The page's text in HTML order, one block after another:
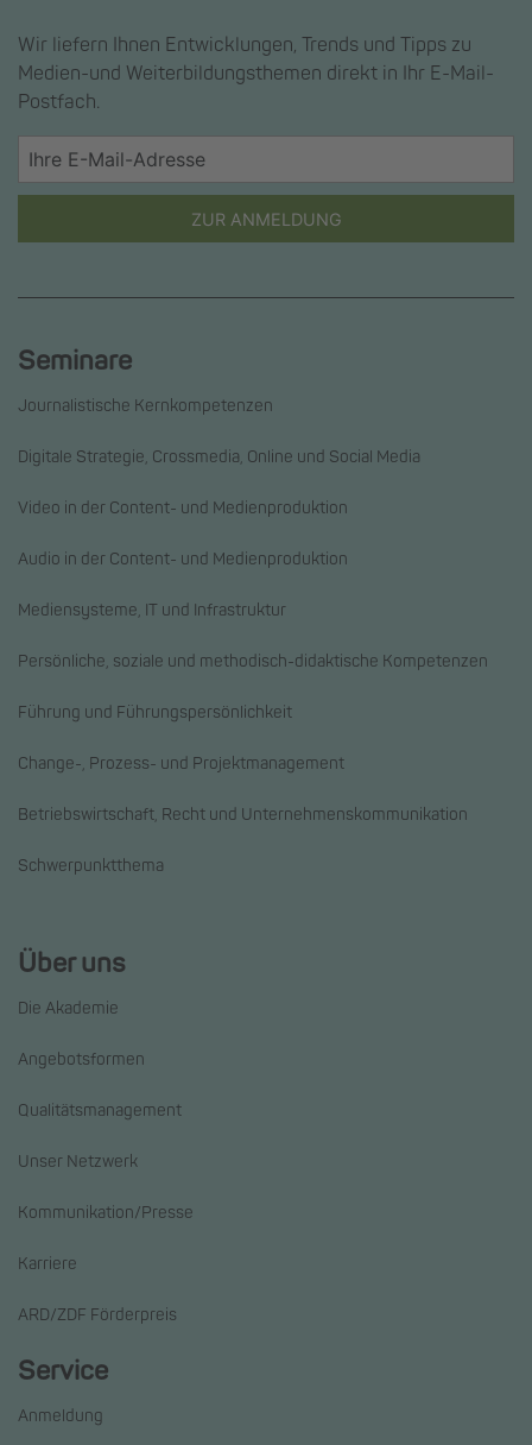
Wir liefern Ihnen Entwicklungen, Trends und Tipps zu
Medien-und Weiterbildungsthemen direkt in Ihr E-Mail-
Postfach.
ZUR ANMELDUNG
Seminare
Journalistische Kernkompetenzen
Digitale Strategie, Crossmedia, Online und Social Media
Video in der Content- und Medienproduktion
Audio in der Content- und Medienproduktion
Mediensysteme, IT und Infrastruktur
Persönliche, soziale und methodisch-didaktische Kompetenzen
Führung und Führungspersönlichkeit
Change-, Prozess- und Projektmanagement
Betriebswirtschaft, Recht und Unternehmenskommunikation
Schwerpunktthema
Über uns
Die Akademie
Angebotsformen
Qualitätsmanagement
Unser Netzwerk
Kommunikation/Presse
Karriere
ARD/ZDF Förderpreis
Service
Anmeldung